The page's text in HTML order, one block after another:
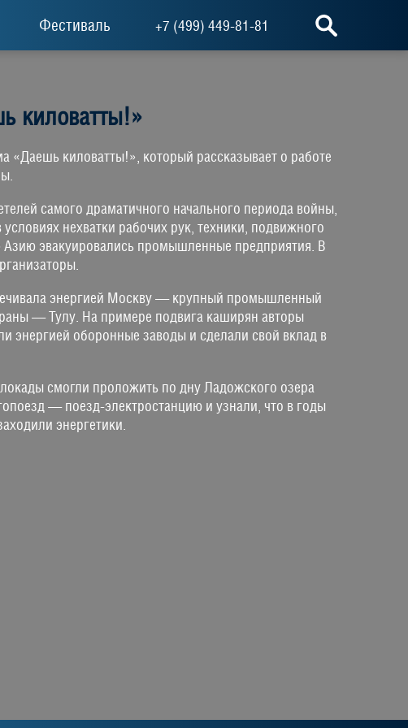
Фестиваль +7 (499) 449-81-81
киловатты!»
«Даешь киловатты!», который рассказывает о работе
самого драматичного начального периода войны,
нехватки рабочих рук, техники, подвижного
эвакуировались промышленные предприятия. В
энергией Москву — крупный промышленный
— Тулу. На примере подвига каширян авторы
энергией оборонные заводы и сделали свой вклад в
смогли проложить по дну Ладожского озера
— поезд-электростанцию и узнали, что в годы
энергетики.